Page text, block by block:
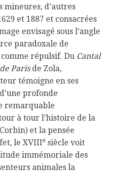
mineures, d’autres
et 1887 et consacrées
envisagé sous l’angle
paradoxale de
répulsif. Du Cantal
Parisde Zola,
témoigne en ses
profonde
remarquable
à tour l’histoire de la
et la pensée
le XVIIIe siècle voit
immémoriale des
animales la